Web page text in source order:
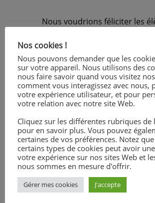
Nous voudrions féliciter les
irréprochable durant tout le
Ils ont été curieux et attentifs
participé à tous les défis
résoudre le mystère du British
Museum, le challenge photos
thèmes sur le Padlet, trouver
nez cachés dans Soho, jouer
bingos dans le car…
Nos cookies !
Nous pouvons demander que les
sur votre appareil. Nous utilisons des
nous faire savoir quand vous visitez
comment vous interagissez avec nous,
votre expérience utilisateur, et pour
votre relation avec notre site Web.
Cliquez sur les différentes rubriques de
pour en savoir plus. Vous pouvez
certaines de vos préférences. Notez
certains types de cookies peut avoir
votre expérience sur nos sites Web et
nous sommes en mesure d'offrir.
Gérer mes cookies J'accepte